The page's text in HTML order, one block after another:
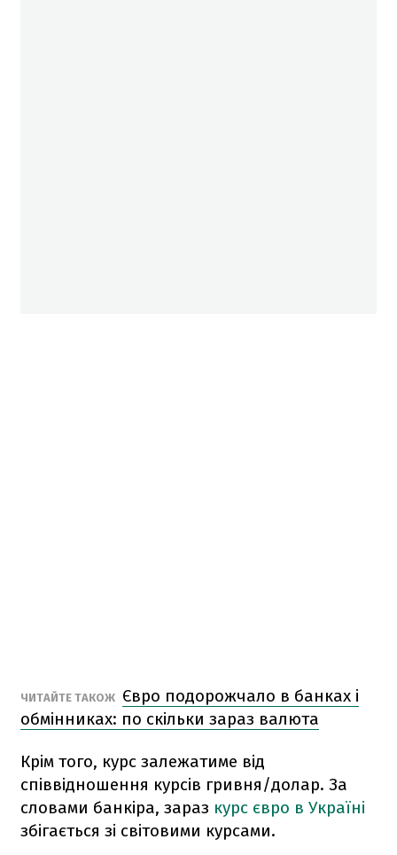
ЧИТАЙТЕ ТАКОЖ Євро подорожчало в банках і
обмінниках: по скільки зараз валюта
Крім того, курс залежатиме від
співвідношення курсів гривня/долар. За
словами банкіра, зараз курс євро в Україні
збігається зі світовими курсами.